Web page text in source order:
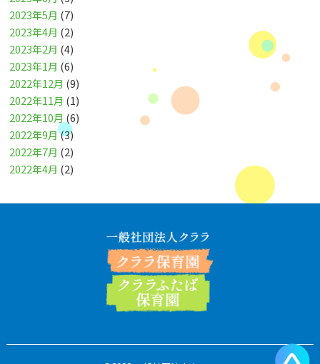
2023年5月 (7)
2023年4月 (2)
2023年2月 (4)
2023年1月 (6)
2022年12月 (9)
2022年11月 (1)
2022年10月 (6)
2022年9月(3)
2022年7月 (2)
2022年4月 (2)